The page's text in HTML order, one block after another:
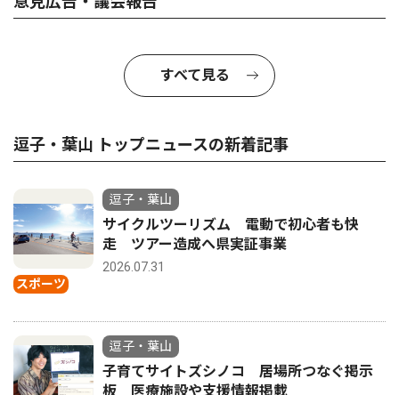
すべて見る
逗子・葉山 トップニュースの新着記事
スポーツ
逗子・葉山
サイクルツーリズム 電動で初心者も快
走 ツアー造成へ県実証事業
2026.07.31
逗子・葉山
子育てサイトズシノコ 居場所つなぐ掲示
板 医療施設や支援情報掲載